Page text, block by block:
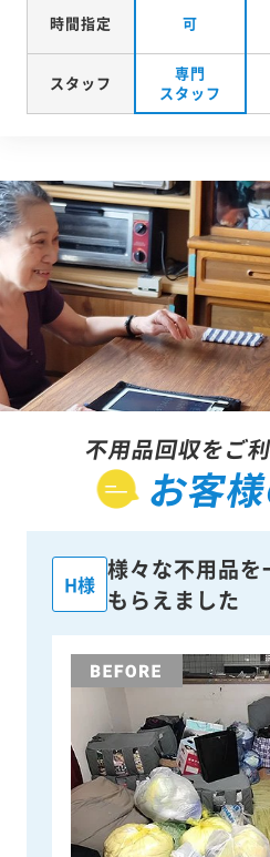
時間指定 可
スタッフ
専門
スタッフ
不用品回収をご
お客
H様
様々な不用品を
もらえました